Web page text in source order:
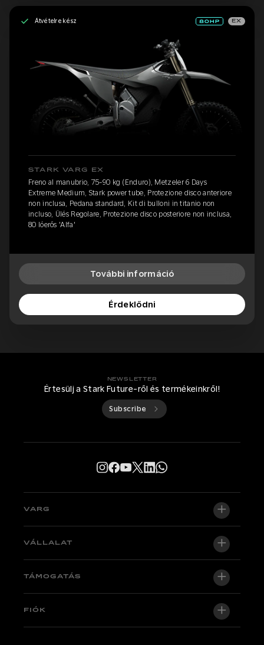
Átvételre kész EX
STARK VARG EX
Freno al manubrio, 75-90 kg (Enduro), Metzeler 6 Days
Extreme Medium, Stark power tube, Protezione disco anteriore
non inclusa, Pedana standard, Kit di bulloni in titanio non
incluso, Ülés Regolare, Protezione disco posteriore non inclusa,
80 lóerős 'Alfa'
További információ
Érdeklődni
NEWSLETTER
Értesülj a Stark Future-ről és termékeinkről!
Subscribe
VARG
VARG EX
Factory Edition
Kerékpárok raktáron
VÁLLALAT
Rólunk
TÁMOGATÁS
Támogatás központi
FIÓK